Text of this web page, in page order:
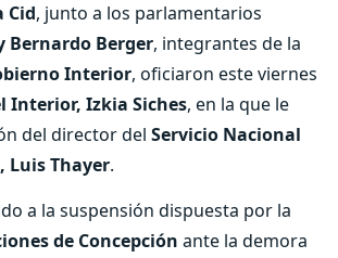
Cid, junto a los parlamentarios
Bernardo Berger, integrantes de la
Interior, oficiaron este viernes
Interior, Izkia Siches, en la que le
del director del Servicio Nacional
Luis Thayer.
a la suspensión dispuesta por la
de Concepción ante la demora